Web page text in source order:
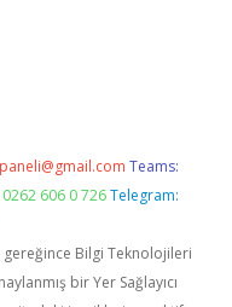
Teams:
606 0 726 Telegram:
gereğince Bilgi Teknolojileri
bir Yer Sağlayıcı